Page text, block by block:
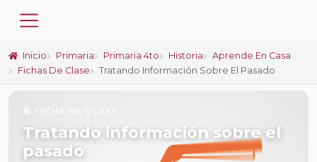
Inicio Primaria Primaria 4to Historia
Aprende En Casa
Fichas De Clase
Tratando Información Sobre El Pasado
Tratando información sobre el
pasado